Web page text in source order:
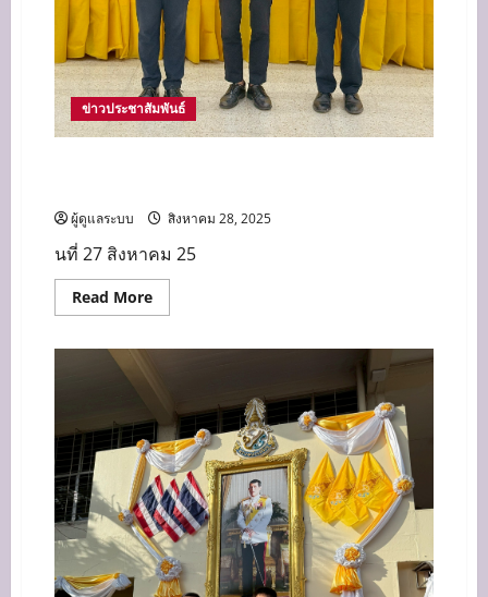
ข่าวประชาสัมพันธ์
ผู้ดูแลระบบ สิงหาคม 28, 2025
นที่ 27 สิงหาคม 25
Read MoreRead
more
การ
ทักษะ
การ
เฝ้า
ระวัง
และ
การ
ปฐมพยาบาล
เบื้อง
ต้น
ผู้
ป่วย
ฉุกเฉิน